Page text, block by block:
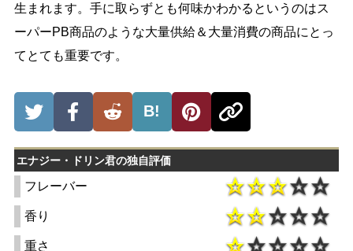
生まれます。手に取らずとも何味かわかるというのはス
ーパーPB商品のような大量供給＆大量消費の商品にとっ
てとても重要です。
B!
エナジー・ドリン君の独自評価
フレーバー
香り
重さ